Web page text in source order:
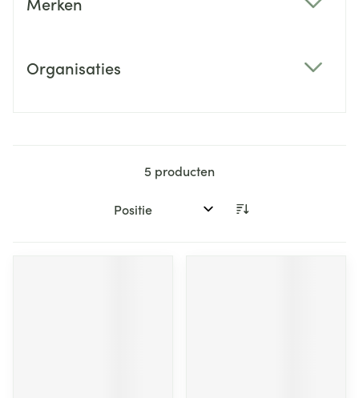
Organisaties
5 producten
Sorteer op: